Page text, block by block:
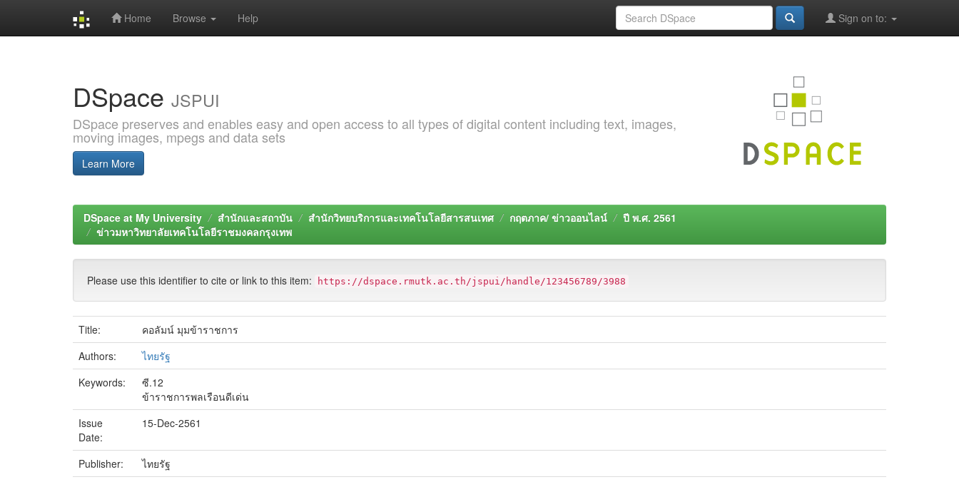
Home Browse Help Sign on to:
DSpace JSPUI
DSpace preserves and enables easy and open access to all types of digital content including text, images,
moving images, mpegs and data sets
Learn More
DSpace at My University สำนักและสถาบัน สำนักวิทยบริการและเทคโนโลยีสารสนเทศ กฤตภาค/ ข่าวออนไลน์
ปี พ.ศ. 2561
ข่าวมหาวิทยาลัยเทคโนโลยีราชมงคลกรุงเทพ
Please use this identifier to cite or link to this item: https://dspace.rmutk.ac.th/jspui/handle/123456789/3988
Title:
คอลัมน์ มุมข้าราชการ
Authors:
ไทยรัฐ
Keywords:
ซี.12
ข้าราชการพลเรือนดีเด่น
Issue
Date:
15-Dec-2561
Publisher:
ไทยรัฐ